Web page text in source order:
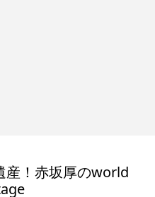
産！赤坂厚のworld